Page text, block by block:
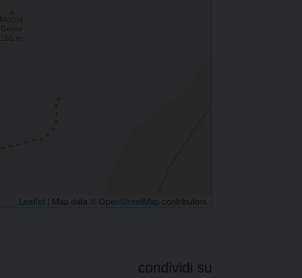
Leaflet | Map data © OpenStreetMap contributors
condividi su